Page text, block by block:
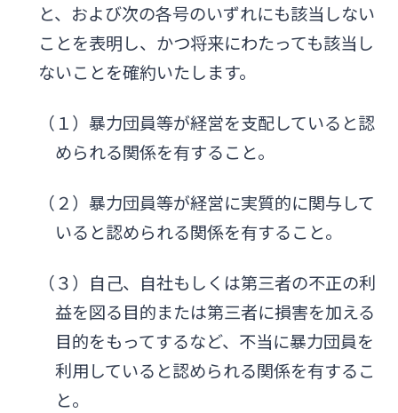
と、および次の各号のいずれにも該当しない
ことを表明し、かつ将来にわたっても該当し
ないことを確約いたします。
（１）暴力団員等が経営を支配していると認
められる関係を有すること。
（２）暴力団員等が経営に実質的に関与して
いると認められる関係を有すること。
（３）自己、自社もしくは第三者の不正の利
益を図る目的または第三者に損害を加える
目的をもってするなど、不当に暴力団員を
利用していると認められる関係を有するこ
と。